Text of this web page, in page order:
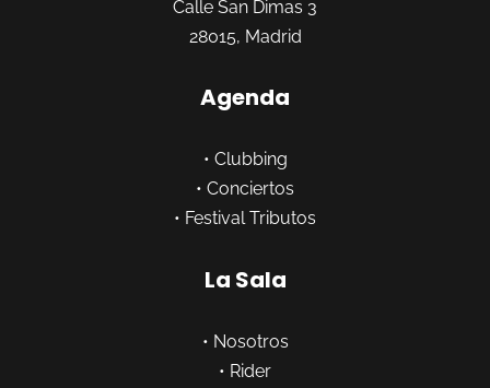
Calle San Dimas 3
28015, Madrid
Agenda
• Clubbing
• Conciertos
• Festival Tributos
La Sala
• Nosotros
• Rider